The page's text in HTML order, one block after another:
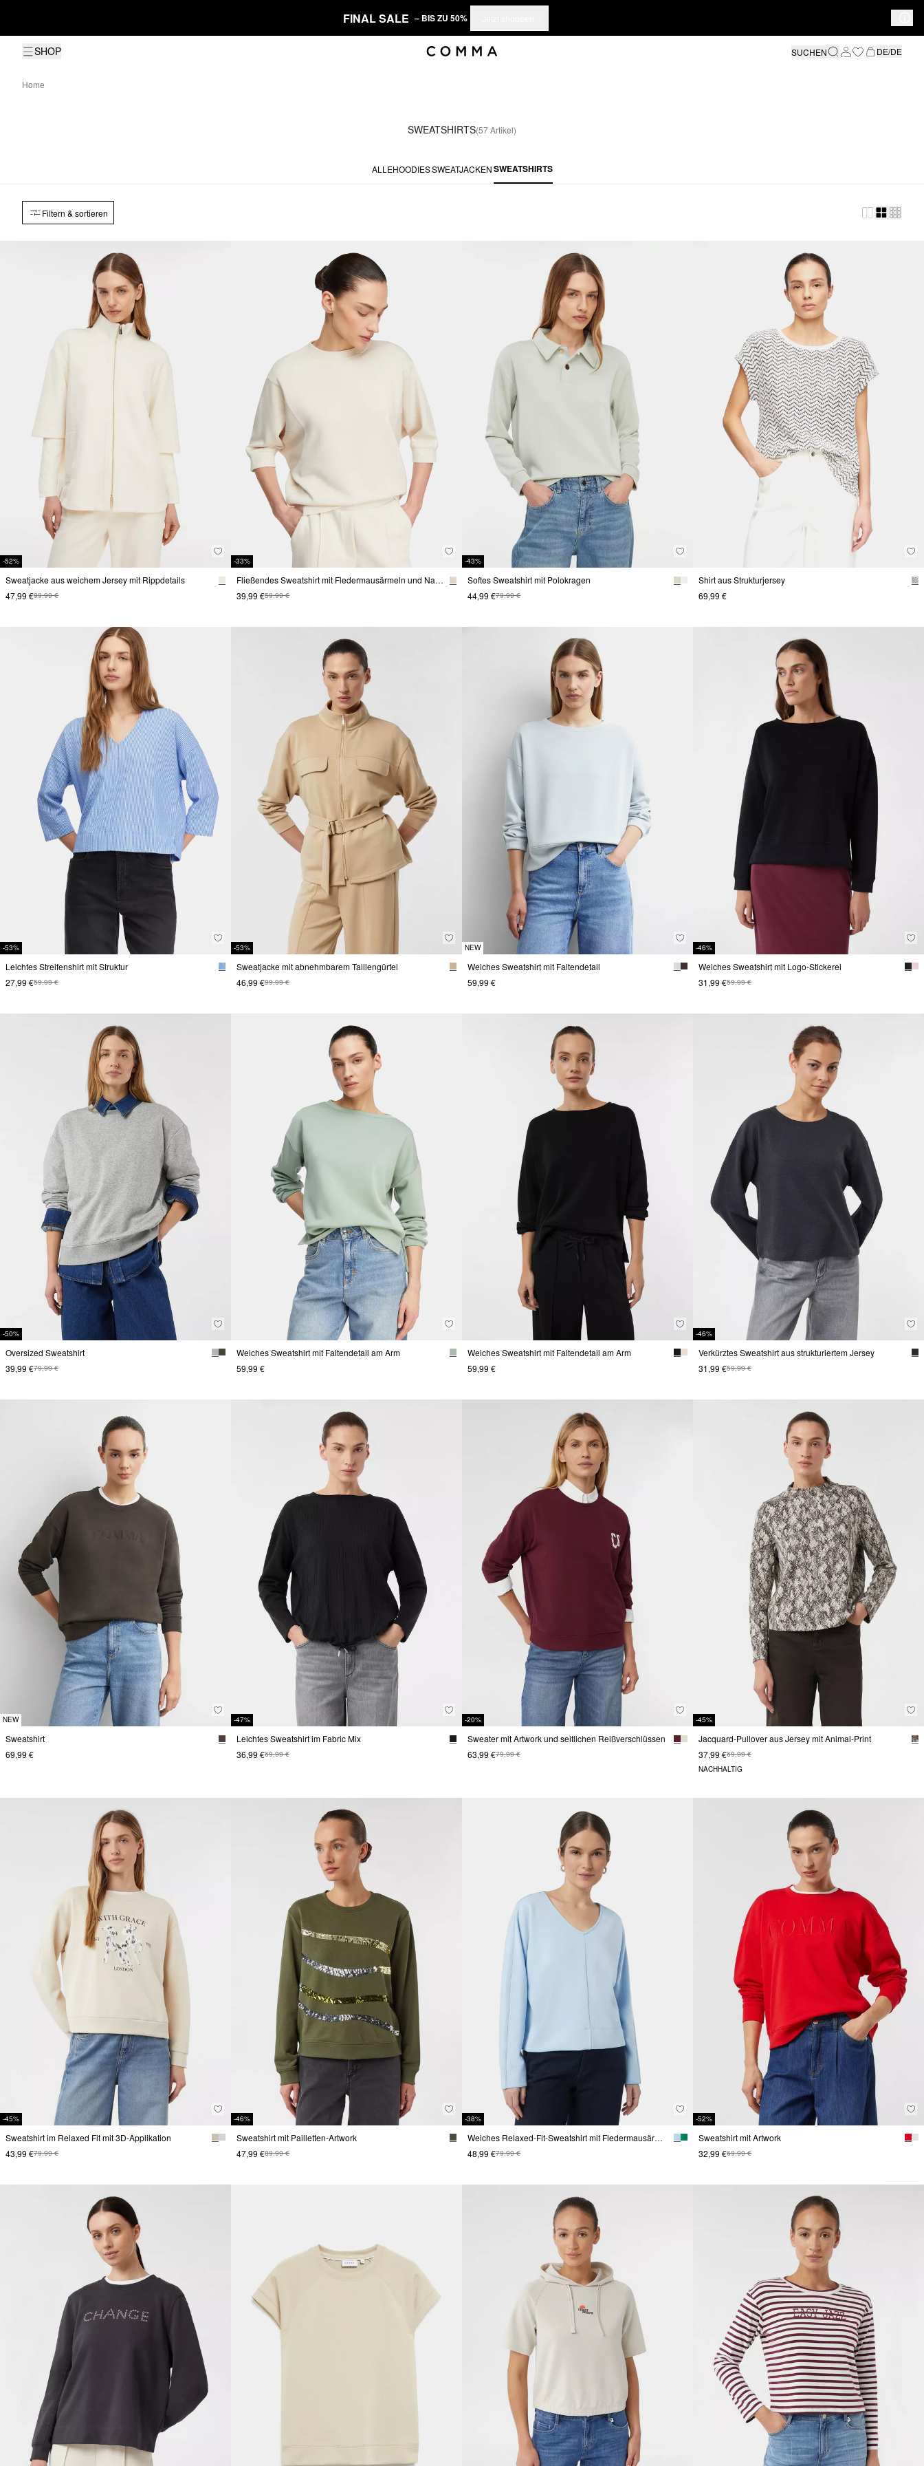
FINAL SALE – BIS ZU 50%
SHOP SUCHEN DE/DE
Home
SWEATSHIRTS(57 Artikel)
ALLEHOODIESSWEATJACKENSWEATSHIRTS
Filtern & sortieren
-52%
Sweatjacke aus weichem Jersey mit Rippdetails
47,99 €99,99 €
-33%
Fließendes Sweatshirt mit Fledermausärmeln und Nahtdetails
39,99 €59,99 €
-43%
Softes Sweatshirt mit Polokragen
44,99 €79,99 €
Shirt aus Strukturjersey
69,99 €
-53%
Leichtes Streifenshirt mit Struktur
27,99 €59,99 €
-53%
Sweatjacke mit abnehmbarem Taillengürtel
46,99 €99,99 €
NEW
Weiches Sweatshirt mit Faltendetail
59,99 €
-46%
Weiches Sweatshirt mit Logo-Stickerei
31,99 €59,99 €
-50%
Oversized Sweatshirt
39,99 €79,99 €
Weiches Sweatshirt mit Faltendetail am Arm
59,99 €
Weiches Sweatshirt mit Faltendetail am Arm
59,99 €
-46%
Verkürztes Sweatshirt aus strukturiertem Jersey
31,99 €59,99 €
NEW
Sweatshirt
69,99 €
-47%
Leichtes Sweatshirt im Fabric Mix
36,99 €69,99 €
-20%
Sweater mit Artwork und seitlichen Reißverschlüssen
63,99 €79,99 €
-45%
Jacquard-Pullover aus Jersey mit Animal-Print
37,99 €69,99 €
NACHHALTIG
-45%
Sweatshirt im Relaxed Fit mit 3D-Applikation
43,99 €79,99 €
-46%
Sweatshirt mit Pailletten-Artwork
47,99 €89,99 €
-38%
Weiches Relaxed-Fit-Sweatshirt mit Fledermausärmeln
48,99 €79,99 €
-52%
Sweatshirt mit Artwork
32,99 €69,99 €